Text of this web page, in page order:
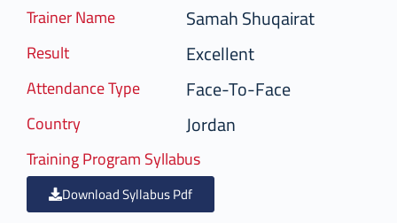
Trainer Name Samah Shuqairat
Result Excellent
Attendance Type Face-To-Face
Country Jordan
Training Program Syllabus
Download Syllabus Pdf